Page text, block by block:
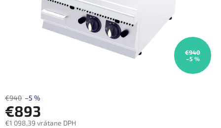
€940
–5 %
€940 –5 %
€893
€1 098,39 vrátane DPH